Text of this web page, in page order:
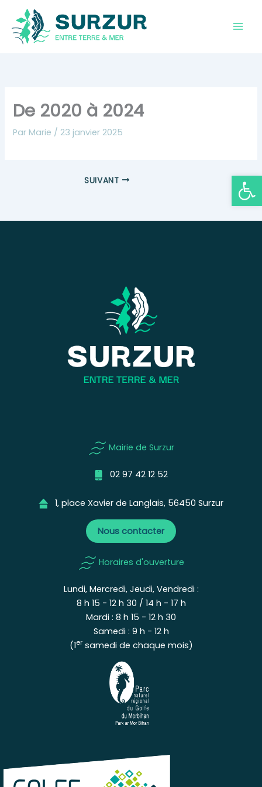
Ouvrir
contenu
De 2020 à 2024
ParMarie / 23 janvier 2025
SUIVANT
Mairie de Surzur
02 97 42 12 52
1, place Xavier de Langlais, 56450 Surzur
Nous contacter
Horaires d'ouverture
Lundi, Mercredi, Jeudi, Vendredi :
8 h 15 - 12 h 30 / 14 h - 17 h
Mardi : 8 h 15 - 12 h 30
Samedi : 9 h - 12 h
(1ersamedi de chaque mois)